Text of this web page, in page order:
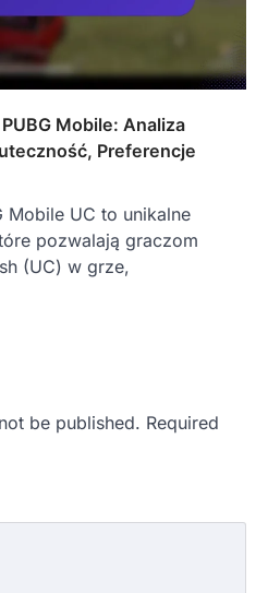
Mobile: Analiza
Preferencje
Mobile UC to unikalne
pozwalają graczom
(UC) w grze,
be published. Required